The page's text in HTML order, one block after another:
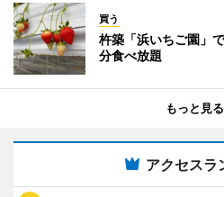
買う
杵築「浜いちご園」
分食べ放題
もっと見る
アクセスラ